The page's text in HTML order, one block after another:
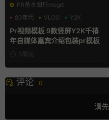
PR基本图形mogrt
80年代
VLOG Y2K
Pr视频模板 9款竖屏Y2K千禧
年自媒体嘉宾介绍包装pr模板
3周前
评论 0
请先